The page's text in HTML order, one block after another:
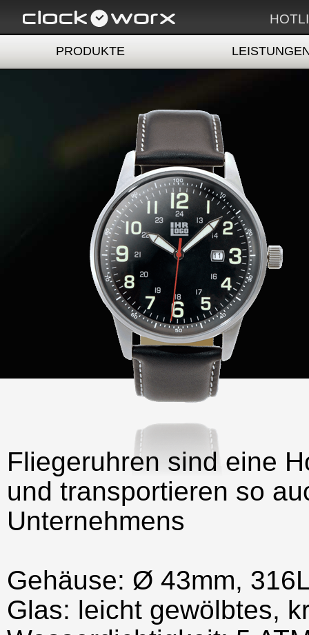
PRODUKTE
Fliegeruhren sind eine
und transportieren so
Unternehmens
Gehäuse: Ø 43mm,
Glas: leicht gewölbtes,